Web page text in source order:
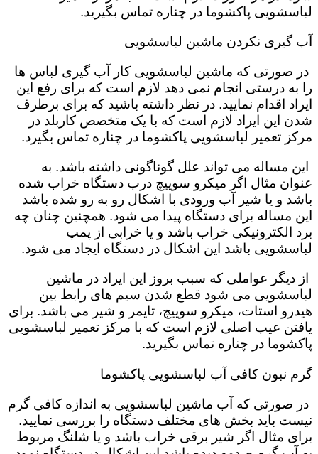
لباسشویی پاکشوما در چناره تماس بگیرید.
آب گیری نکردن ماشین لباسشویی
در صورتی که ماشین لباسشویی کار آب گیری لباس ها
را به درستی انجام نمی دهد لازم است که برای رفع این
ایراد اقدام نمایید. در نظر داشته باشید که برای برطرف
شدن این ایراد لازم است که با یک متخصص کاربلد در
مرکز تعمیر لباسشویی پاکشوما در چناره تماس بگیرد.
این مساله می تواند علل گوناگونی داشته باشد. به
عنوان مثال اگر میکرو سوییچ درب دستگاه خراب شده
باشد و یا شیر آب ورودی با اشکال رو به رو شده باشد
این مساله برای دستگاه پیدا می شود. همچنین چنان چه
برد الکترونیکی خراب باشد و یا خرابی از پمپ
لباسشویی باشد این اشکال در دستگاه ایجاد می شود.
از دیگر عواملی که سبب بروز این ایراد در ماشین
لباسشویی می شود قطع شدن سیم های رابط بین
هیدرو استات، میکرو سوییچ، تایمر و شیر می باشد. برای
یافتن عیب اصلی لازم است که با مرکز تعمیر لباسشویی
پاکشوما در چناره تماس بگیرید.
گرم نبون کافی آب لباسشویی پاکشوما
در صورتی که آب ماشین لباسشویی به اندازه کافی گرم
نیست باید بخش های مختلف دستگاه را بررسی نمایید.
برای مثال اگر شیر برقی خراب باشد و یا شلنگ مربوط